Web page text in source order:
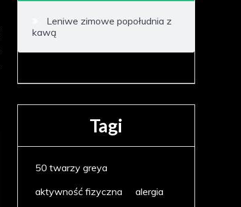
Leniwe zimowe popołudnia z
kawą
Tagi
50 twarzy greya
aktywność fizyczna
alergia